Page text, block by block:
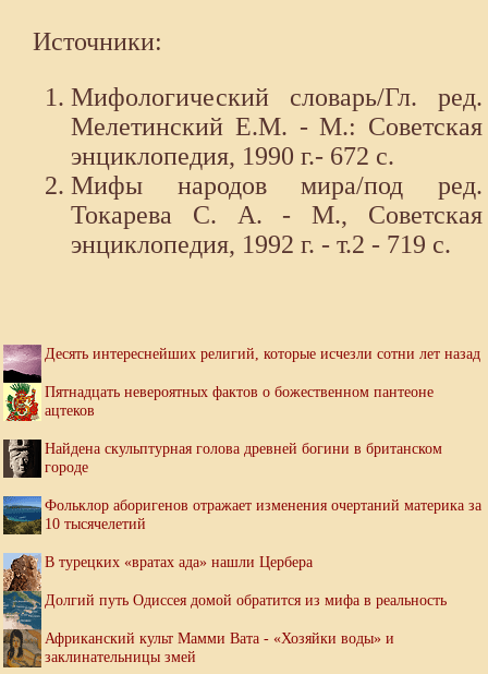
Источники:
Мифологический словарь/Гл. ред.
Мелетинский Е.М. - М.: Советская
энциклопедия, 1990 г.- 672 с.
Мифы народов мира/под ред.
Токарева С. А. - М., Советская
энциклопедия, 1992 г. - т.2 - 719 с.
Десять интереснейших религий, которые исчезли сотни лет назад
Пятнадцать невероятных фактов о божественном пантеоне
ацтеков
Найдена скульптурная голова древней богини в британском
городе
Фольклор аборигенов отражает изменения очертаний материка за
10 тысячелетий
В турецких «вратах ада» нашли Цербера
Долгий путь Одиссея домой обратится из мифа в реальность
Африканский культ Мамми Вата - «Хозяйки воды» и
заклинательницы змей